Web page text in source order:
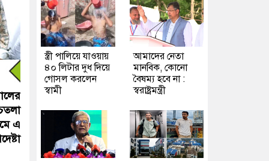
এ
স্ত্রী পালিয়ে যাওয়ায়
৪০ লিটার দুধ দিয়ে
গোসল করলেন
স্বামী
আমাদের নেতা
মানবিক, কোনো
বৈষম্য হবে না :
স্বরাষ্ট্রমন্ত্রী